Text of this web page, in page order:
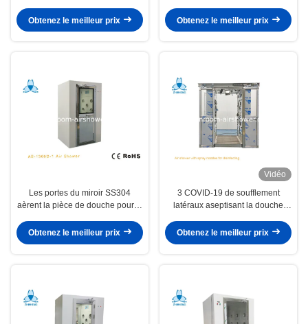
personnes
Obtenez le meilleur prix
Obtenez le meilleur prix
Les portes du miroir SS304
aèrent la pièce de douche pour le
Obtenez le meilleur prix
Vidéo
3 COVID-19 de soufflement
latéraux aseptisant la douche
Obtenez le meilleur prix